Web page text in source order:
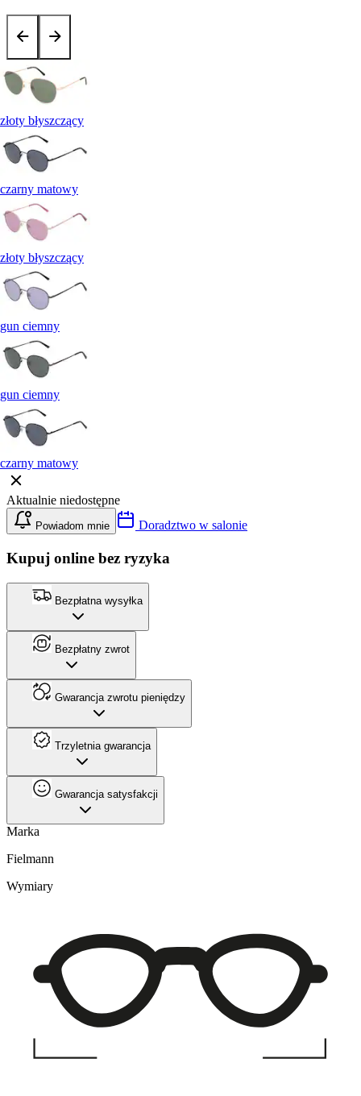
złoty błyszczący
czarny matowy
złoty błyszczący
gun ciemny
gun ciemny
czarny matowy
Aktualnie niedostępne
Powiadom mnie Doradztwo w salonie
Kupuj online bez ryzyka
Bezpłatna wysyłka
Bezpłatny zwrot
Gwarancja zwrotu pieniędzy
Trzyletnia gwarancja
Gwarancja satysfakcji
Marka
Fielmann
Wymiary